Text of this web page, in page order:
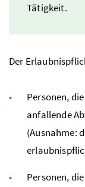
Tätigkeit.
Der
Personen,
anfallende
(Ausnahme:
Personen,